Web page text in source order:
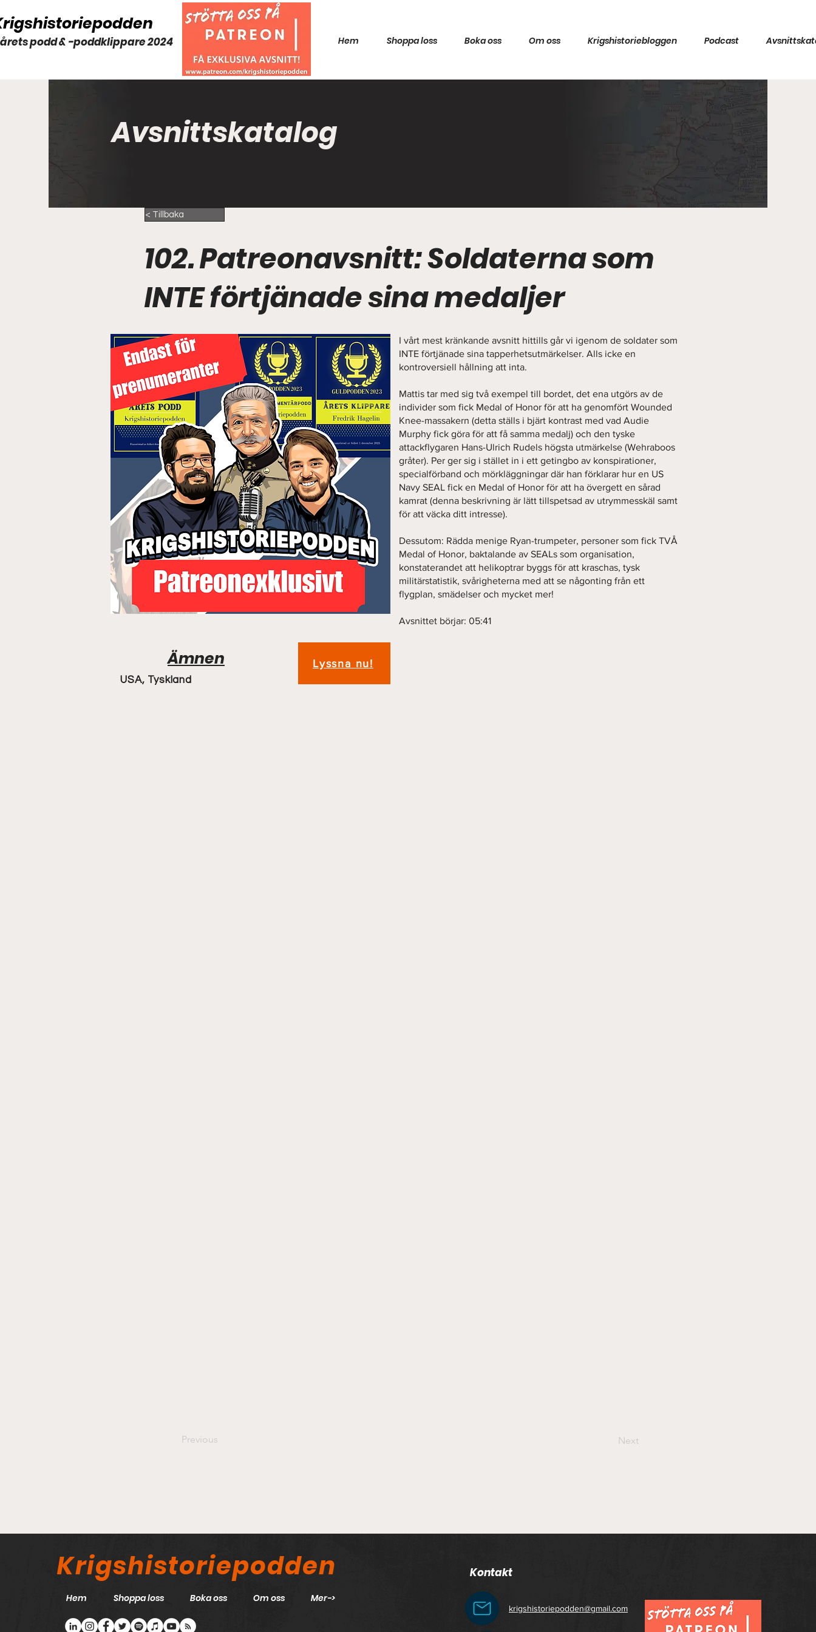
podd & -poddklippare 2024 Hem Shoppa loss Boka oss Om oss Krigshistoriebloggen Podcast
< Tillbaka
102. Patreonavsnitt: Soldaterna som
INTE förtjänade sina medaljer
Ämnen
USA, Tyskland
Lyssna nu!
I vårt mest kränkande avsnitt hittills går vi igenom de soldater som
INTE förtjänade sina tapperhetsutmärkelser. Alls icke en
kontroversiell hållning att inta.
Mattis tar med sig två exempel till bordet, det ena utgörs av de
individer som fick Medal of Honor för att ha genomfört Wounded
Knee-massakern (detta ställs i bjärt kontrast med vad Audie
Murphy fick göra för att få samma medalj) och den tyske
attackflygaren Hans-Ulrich Rudels högsta utmärkelse (Wehraboos
gråter). Per ger sig i stället in i ett getingbo av konspirationer,
specialförband och mörkläggningar där han förklarar hur en US
Navy SEAL fick en Medal of Honor för att ha övergett en sårad
kamrat (denna beskrivning är lätt tillspetsad av utrymmesskäl samt
för att väcka ditt intresse).
Dessutom: Rädda menige Ryan-trumpeter, personer som fick TVÅ
Medal of Honor, baktalande av SEALs som organisation,
konstaterandet att helikoptrar byggs för att kraschas, tysk
militärstatistik, svårigheterna med att se någonting från ett
flygplan, smädelser och mycket mer!
Avsnittet börjar: 05:41
Previous Next
Avsnittskatalog
Krigshistoriepodden
Hem Shoppa loss Boka oss Om oss Mer->
Kontakt
krigshistoriepodden@gmail.com